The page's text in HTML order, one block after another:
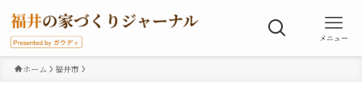
メニュー
ホーム 福井市